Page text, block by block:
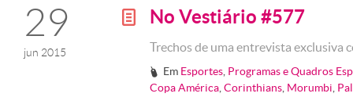
29
jun 2015
g No Vestiário #577
Trechos de uma entrevista exclusiva
# Em Esportes Programas e Quadros
Copa América Corinthians Morumbi